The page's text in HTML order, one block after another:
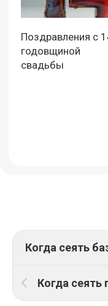
Поздравления с
годовщиной
свадьбы
Когда сеять